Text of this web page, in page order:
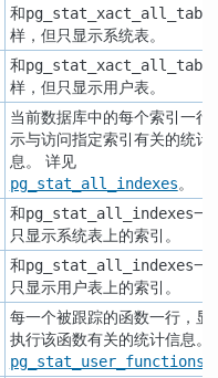
和
样，但只显示系统表。
和
样，但只显示用户表。
当前数据库中的每个索引一行
示与访问指定索引有关的统计
息。 详见
pg_stat_all_indexes。
和pg_stat_all_indexes一
只显示系统表上的索引。
和pg_stat_all_indexes一
只显示用户表上的索引。
每一个被跟踪的函数一行，显
执行该函数有关的统计信息。
pg_stat_user_functions